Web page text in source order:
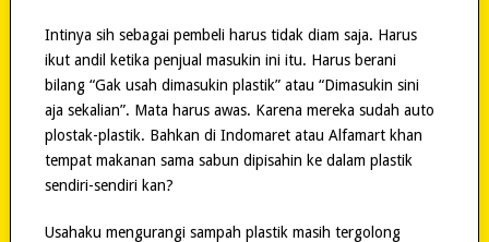
Intinya sih sebagai pembeli harus tidak diam saja. Harus
ikut andil ketika penjual masukin ini itu. Harus berani
bilang “Gak usah dimasukin plastik” atau “Dimasukin sini
aja sekalian”. Mata harus awas. Karena mereka sudah auto
plostak-plastik. Bahkan di Indomaret atau Alfamart khan
tempat makanan sama sabun dipisahin ke dalam plastik
sendiri-sendiri kan?
Usahaku mengurangi sampah plastik masih tergolong